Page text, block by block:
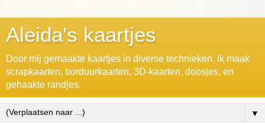
Aleida's kaartjes
Door mij gemaakte kaartjes in diverse technieken. Ik maak
scrapkaarten, borduurkaarten, 3D-kaarten, doosjes, en
gehaakte randjes.
▼